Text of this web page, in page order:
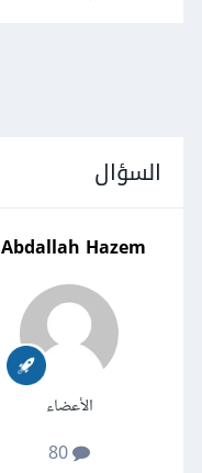
السؤال
Abdallah Hazem
الأعضاء